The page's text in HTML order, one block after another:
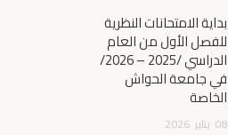
بداية الامتحانات النظرية
للفصل الأول من العام
الدراسي /2025 – 2026/
في جامعة الحواش
الخاصة
08 يناير 2026